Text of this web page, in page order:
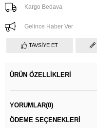
Kargo Bedava
Gelince Haber Ver
TAVSIYE ET
ÜRÜN ÖZELLIKLERI
YORUMLAR(0)
ÖDEME SEÇENEKLERI